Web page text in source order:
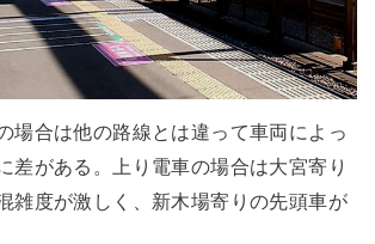
場合は他の路線とは違って車両によっ
差がある。上り電車の場合は大宮寄り
雑度が激しく、新木場寄りの先頭車が